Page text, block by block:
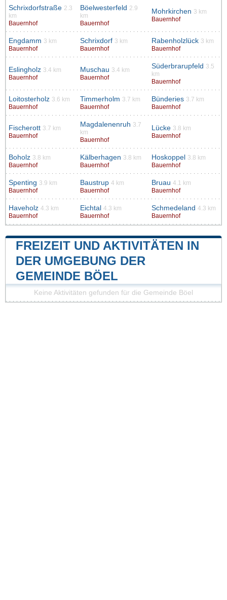
Schrixdorfstraße 2.3
km
Bauernhof
Böelwesterfeld 2.9
km
Bauernhof
Mohrkirchen 3 km
Bauernhof
Engdamm 3 km
Bauernhof
Schrixdorf 3 km
Bauernhof
Rabenholzlück 3 km
Bauernhof
Eslingholz 3.4 km
Bauernhof
Muschau 3.4 km
Bauernhof
Süderbrarupfeld 3.5
km
Bauernhof
Loitosterholz 3.6 km
Bauernhof
Timmerholm 3.7 km
Bauernhof
Bünderies 3.7 km
Bauernhof
Fischerott 3.7 km
Bauernhof
Magdalenenruh 3.7
km
Bauernhof
Lücke 3.8 km
Bauernhof
Boholz 3.8 km
Bauernhof
Kälberhagen 3.8 km
Bauernhof
Hoskoppel
3.8 km
Bauernhof
Spenting 3.9 km
Bauernhof
Baustrup 4 km
Bauernhof
Bruau 4.1 km
Bauernhof
Haveholz 4.3 km
Bauernhof
Eichtal 4.3 km
Bauernhof
Schmedeland 4.3 km
Bauernhof
FREIZEIT UND AKTIVITÄTEN IN
DER UMGEBUNG DER
GEMEINDE BÖEL
Keine Aktivitäten gefunden für die Gemeinde Böel